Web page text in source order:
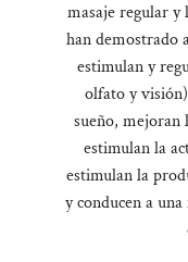
masaje regular y
han demostrado
estimulan y
olfato y
sueño, mejoran
estimulan la
estimulan la
y conducen a